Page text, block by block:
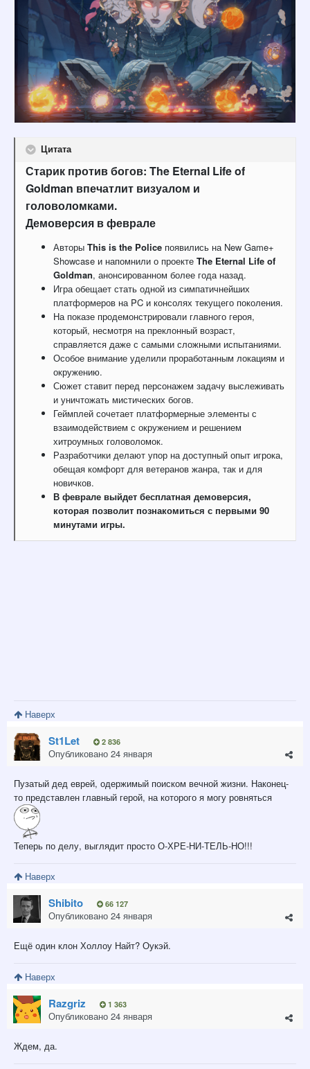
Цитата
Старик против богов: The Eternal Life of
Goldman впечатлит визуалом и
головоломками.
Демоверсия в феврале
Авторы This is the Police появились на New Game+
Showcase и напомнили о проекте The Eternal Life of
Goldman, анонсированном более года назад.
Игра обещает стать одной из симпатичнейших
платформеров на PC и консолях текущего поколения.
На показе продемонстрировали главного героя,
который, несмотря на преклонный возраст,
справляется даже с самыми сложными испытаниями.
Особое внимание уделили проработанным локациям и
окружению.
Сюжет ставит перед персонажем задачу выслеживать
и уничтожать мистических богов.
Геймплей сочетает платформерные элементы с
взаимодействием с окружением и решением
хитроумных головоломок.
Разработчики делают упор на доступный опыт игрока,
обещая комфорт для ветеранов жанра, так и для
новичков.
В феврале выйдет бесплатная демоверсия,
которая позволит познакомиться с первыми 90
минутами игры.
Наверх
St1Let 2 836
Опубликовано 24 января
Пузатый дед еврей, одержимый поиском вечной жизни. Наконец-
то представлен главный герой, на которого я могу ровняться
Теперь по делу, выглядит просто О-ХРЕ-НИ-ТЕЛЬ-НО!!!
Наверх
Shibito 66 127
Опубликовано 24 января
Ещё один клон Холлоу Найт? Оукэй.
Наверх
Razgriz 1 363
Опубликовано 24 января
Ждем, да.